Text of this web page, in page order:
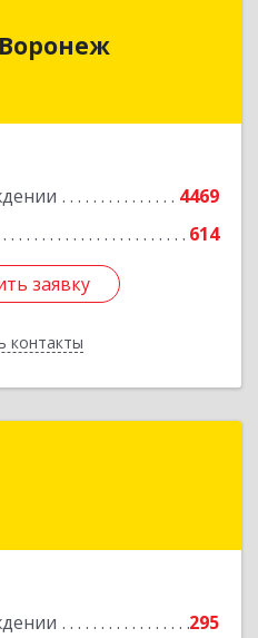
4469
614
заявку
контакты
Бит, Воронеж
Воронеж г, 20-летия
заявку
295